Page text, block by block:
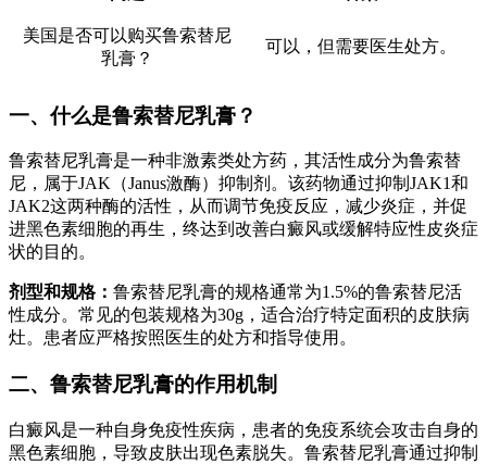
美国是否可以购买鲁索替尼
乳膏？
可以，但需要医生处方。
一、什么是鲁索替尼乳膏？
鲁索替尼乳膏是一种非激素类处方药，其活性成分为鲁索替
尼，属于JAK（Janus激酶）抑制剂。该药物通过抑制JAK1和
JAK2这两种酶的活性，从而调节免疫反应，减少炎症，并促
进黑色素细胞的再生，终达到改善白癜风或缓解特应性皮炎症
状的目的。
剂型和规格： 鲁索替尼乳膏的规格通常为1.5%的鲁索替尼活
性成分。常见的包装规格为30g，适合治疗特定面积的皮肤病
灶。患者应严格按照医生的处方和指导使用。
二、鲁索替尼乳膏的作用机制
白癜风是一种自身免疫性疾病，患者的免疫系统会攻击自身的
黑色素细胞，导致皮肤出现色素脱失。鲁索替尼乳膏通过抑制